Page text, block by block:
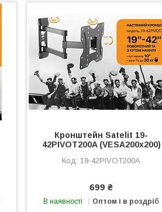
Кронштейн Satelit 19-
42PIVOT200A (VESA200х200)
19-42PIVOT200A
699 ₴
В наявності Оптом і в роздріб